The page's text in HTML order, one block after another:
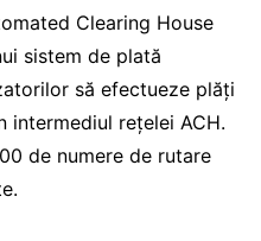
Clearing House
sistem de plată
să efectueze plăți
intermediul rețelei ACH.
de numere de rutare